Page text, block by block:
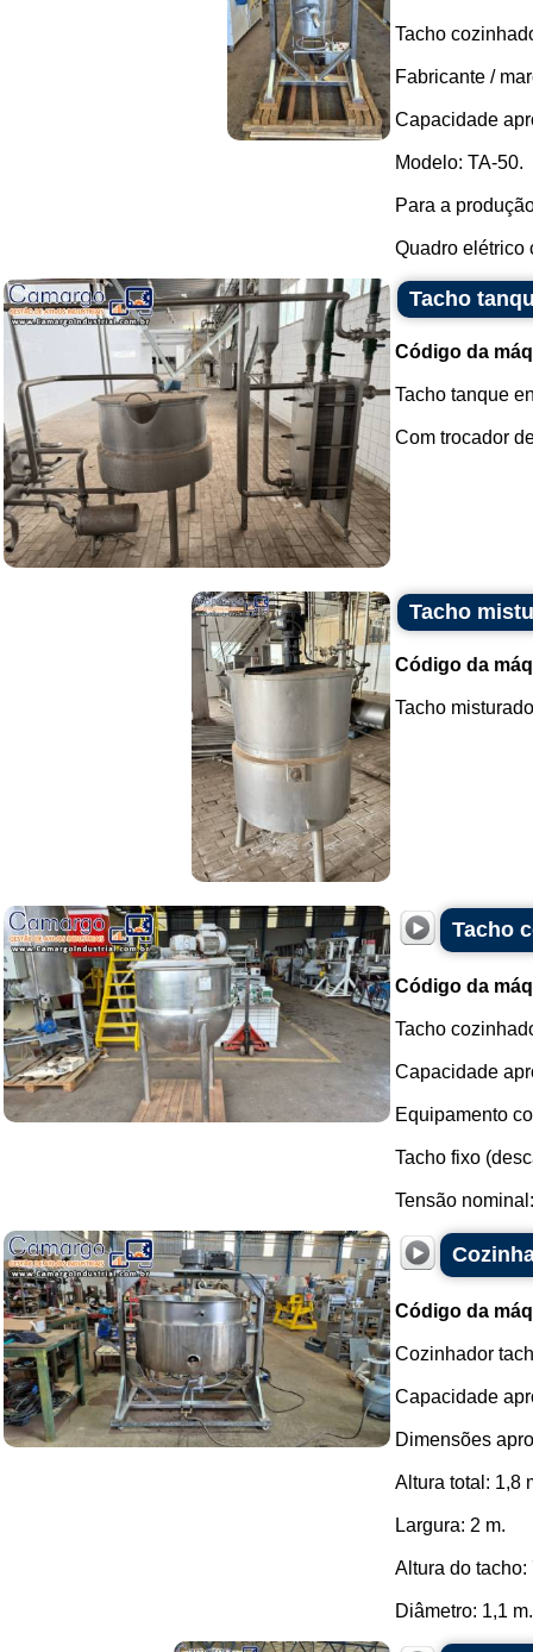
Tacho
Fabricante /
Capacidade
Modelo: TA-50.
Para a
Quadro elétrico
Tacho
Código da
Tacho tanque
Com trocador
Tacho
Código da
Tacho
Tacho
Código da
Tacho
Capacidade
Equipamento
Tacho fixo
Tensão
Código da
Cozinhador
Capacidade
Dimensões
Altura total: 1,8
Largura: 2 m.
Altura do tacho:
Diâmetro: 1,1